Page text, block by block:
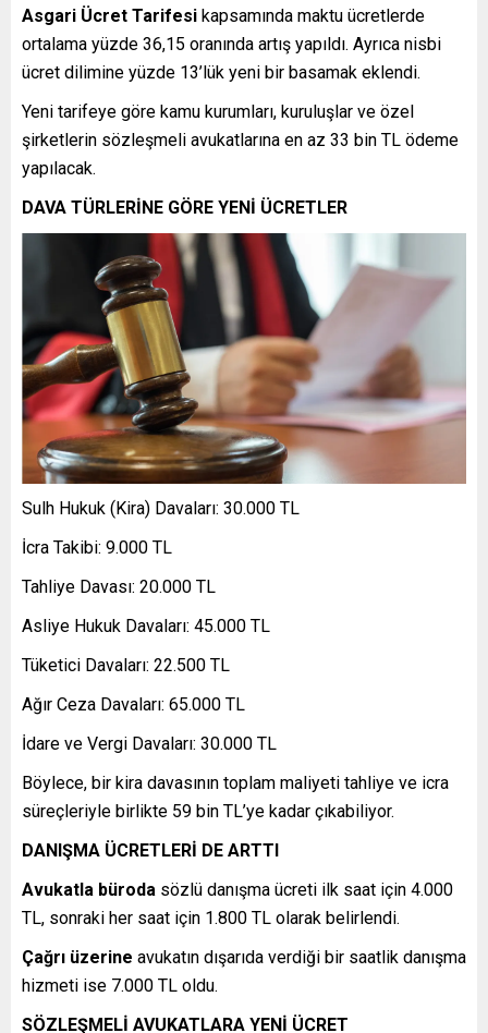
Asgari Ücret Tarifesi kapsamında maktu ücretlerde
ortalama yüzde 36,15 oranında artış yapıldı. Ayrıca nisbi
ücret dilimine yüzde 13’lük yeni bir basamak eklendi.
Yeni tarifeye göre kamu kurumları, kuruluşlar ve özel
şirketlerin sözleşmeli avukatlarına en az 33 bin TL ödeme
yapılacak.
DAVA TÜRLERİNE GÖRE YENİ ÜCRETLER
Sulh Hukuk (Kira) Davaları: 30.000 TL
İcra Takibi: 9.000 TL
Tahliye Davası: 20.000 TL
Asliye Hukuk Davaları: 45.000 TL
Tüketici Davaları: 22.500 TL
Ağır Ceza Davaları: 65.000 TL
İdare ve Vergi Davaları: 30.000 TL
Böylece, bir kira davasının toplam maliyeti tahliye ve icra
süreçleriyle birlikte 59 bin TL’ye kadar çıkabiliyor.
DANIŞMA ÜCRETLERİ DE ARTTI
Avukatla büroda sözlü danışma ücreti ilk saat için 4.000
TL, sonraki her saat için 1.800 TL olarak belirlendi.
Çağrı üzerine avukatın dışarıda verdiği bir saatlik danışma
hizmeti ise 7.000 TL oldu.
SÖZLEŞMELİ AVUKATLARA YENİ ÜCRET